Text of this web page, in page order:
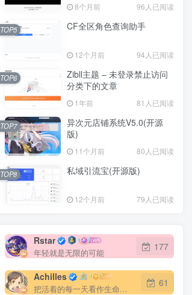
8个月前 96人已阅读
CF全区角色查询助手
12个月前 94人已阅读
TOP5
Zibll主题 – 未登录禁止访问
分类下的文章
1年前 81人已阅读
TOP6
异次元店铺系统V5.0(开源
版)
11个月前 80人已阅读
TOP7
私域引流宝(开源版)
12个月前 79人已阅读
TOP8
Rstar
年轻就是无限的可能
177
Achilles
把活着的每一天看作生命的最后一天
61